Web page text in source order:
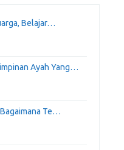
Belajar…
Ayah Yang…
Te…